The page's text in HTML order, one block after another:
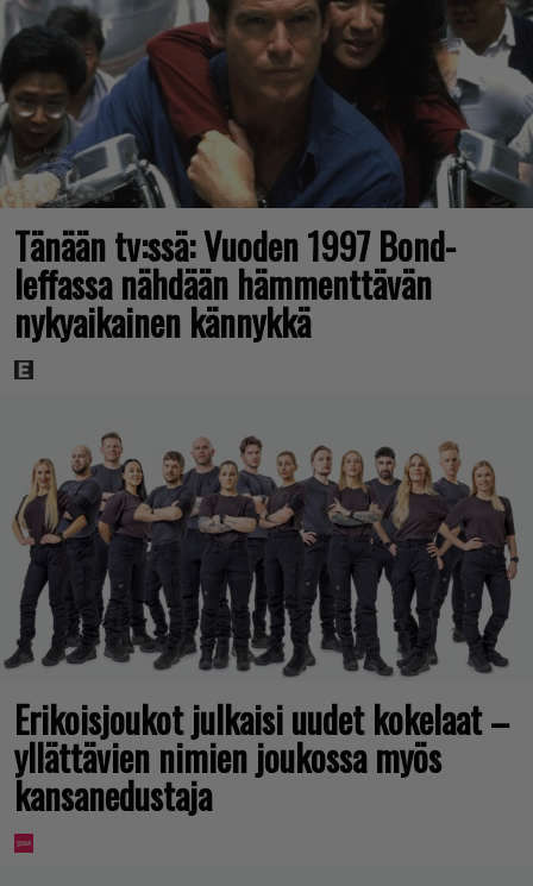
Tänään tv:ssä: Vuoden 1997 Bond-
leffassa nähdään hämmenttävän
nykyaikainen kännykkä
Erikoisjoukot julkaisi uudet kokelaat –
yllättävien nimien joukossa myös
kansanedustaja